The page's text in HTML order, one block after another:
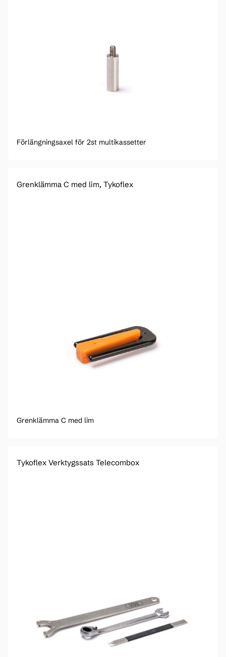
Förlängningsaxel för 2st multikassetter
Grenklämma C med lim, Tykoflex
Grenklämma C med lim
Tykoflex Verktygssats Telecombox